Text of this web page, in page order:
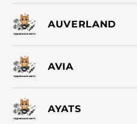
AUVERLAND
AVIA
AYATS